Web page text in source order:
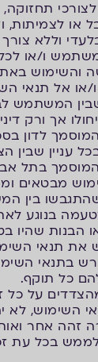
או
וללא צורך
ו/או
והשימוש
או אל תנאי
המשתמש
אך ורק
לדון
עניין שבין
בתל
מבטאים
בין
בנוגע
הבנות שהיו
תנאי
בתנאי
כל תוקף.
על כל
השימוש, לא
זהה אחר
בכל עת